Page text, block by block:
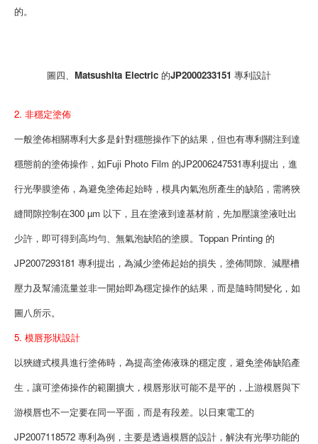
的。
圖四、Matsushita Electric 的JP2000233151 專利設計
2. 非穩定塗佈
一般塗佈相關專利大多是針對穩態操作下的結果，但也有專利關注到達
穩態前的塗佈操作，如Fuji Photo Film 的JP2006247531專利提出，進
行光學膜塗佈，為避免塗佈起始時，模具內氣泡所產生的缺陷，需將狹
縫間隙控制在300 µm 以下，且在塗液到達基材前，先加壓讓塗液吐出
少許，即可得到高均勻、無氣泡缺陷的塗膜。Toppan Printing 的
JP2007293181 專利提出，為減少塗佈起始的損失，塗佈間隙、減壓槽
壓力及幫浦流量並非一開始即為穩定操作的結果，而是隨時間變化，如
圖八所示。
5. 模唇形狀設計
以狹縫式模具進行塗佈時，為提高塗佈液珠的穩定度，避免塗佈缺陷產
生，讓可塗佈操作的範圍擴大，模唇形狀可能不是平的，上游模唇與下
游模唇也不一定要在同一平面，而是有段差。以日東電工的
JP2007118572 專利為例，主要是透過模唇的設計，解決有光學功能的